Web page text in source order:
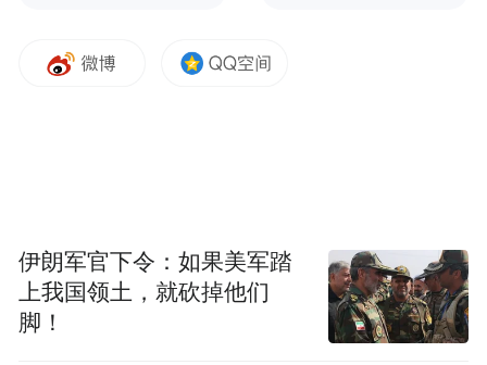
极为严苛，在安全层面，要求车辆满足全球
指标须符合国际会议绿色出行要求；在服务
保障层面，须建立专属团队、备用车辆、远
程监测等全周期响应机制，每一项指标都必
伊朗军官下令：如果美军踏
上我国领土，就砍掉他们
脚！